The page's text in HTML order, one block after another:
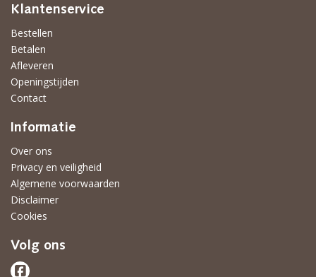
Klantenservice
Bestellen
Betalen
Afleveren
Openingstijden
Contact
Informatie
Over ons
Privacy en veiligheid
Algemene voorwaarden
Disclaimer
Cookies
Volg ons